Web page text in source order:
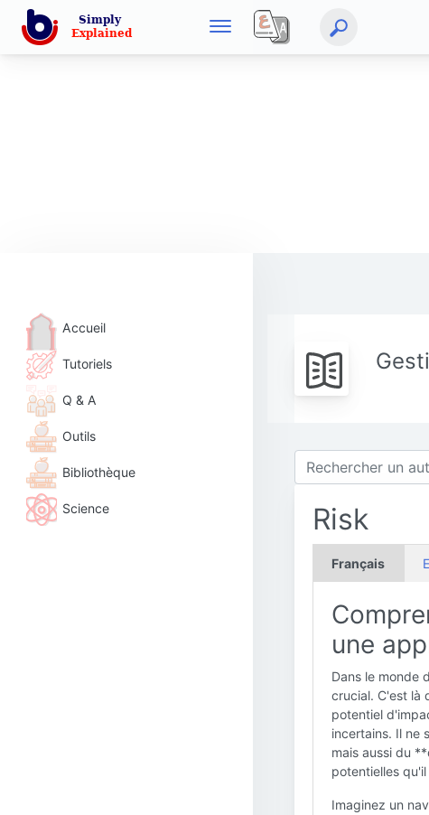
Accueil
Tutoriels
Q & A
Outils
Bibliothèque
Science Risk
Français
une
Dans le monde
crucial. C'est là
potentiel
incertains. Il ne
mais aussi du
potentielles
Imaginez un